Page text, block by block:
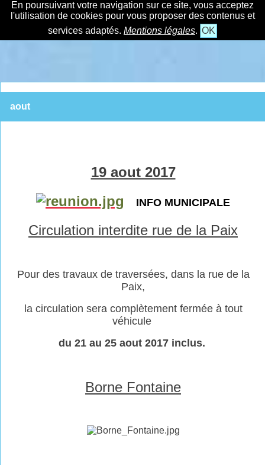
En poursuivant votre navigation sur ce site, vous acceptez
l'utilisation de cookies pour vous proposer des contenus et
services adaptés. Mentions légales. OK
aout
19 aout 2017
INFO MUNICIPALE
Circulation interdite rue de la Paix
Pour des travaux de traversées, dans la rue de la
Paix,
la circulation sera complètement fermée à tout
véhicule
du 21 au 25 aout 2017 inclus.
Borne Fontaine